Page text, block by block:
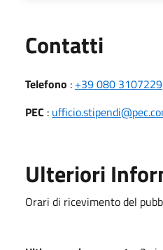
Contatti
Telefono : +39 080 3107229
PEC :
Ulteriori
Orari di ricevimento del